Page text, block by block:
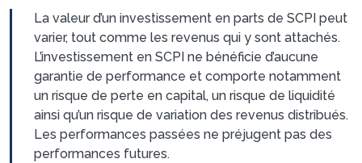
La valeur d’un investissement en parts de SCPI peut
varier, tout comme les revenus qui y sont attachés.
L’investissement en SCPI ne bénéficie d’aucune
garantie de performance et comporte notamment
un risque de perte en capital, un risque de liquidité
ainsi qu’un risque de variation des revenus distribués.
Les performances passées ne préjugent pas des
performances futures.